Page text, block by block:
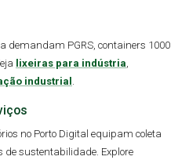
demandam PGRS, containers 1000
lixeiras para indústria,
industrial .
no Porto Digital equipam coleta
de sustentabilidade. Explore